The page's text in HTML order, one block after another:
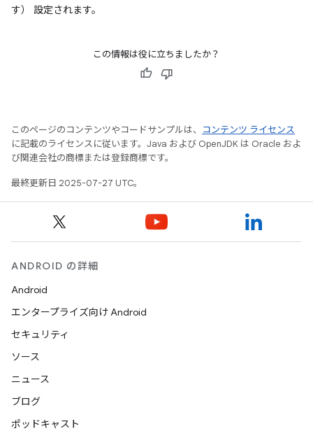
す） 設定されます。
この情報は役に立ちましたか？
このページのコンテンツやコードサンプルは、
コンテンツ ライセンス
に記載のライセンスに従います。Java および OpenJDK は Oracle およ
び関連会社の商標または登録商標です。
最終更新日 2025-07-27 UTC。
ANDROID の詳細
Android
エンタープライズ向け Android
セキュリティ
ソース
ニュース
ブログ
ポッドキャスト